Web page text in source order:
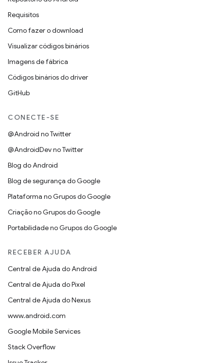
Requisitos
Como fazer o download
Visualizar códigos binários
Imagens de fábrica
Códigos binários do driver
GitHub
CONECTE-SE
@Android no Twitter
@AndroidDev no Twitter
Blog do Android
Blog de segurança do Google
Plataforma no Grupos do Google
Criação no Grupos do Google
Portabilidade no Grupos do Google
RECEBER AJUDA
Central de Ajuda do Android
Central de Ajuda do Pixel
Central de Ajuda do Nexus
www.android.com
Google Mobile Services
Stack Overflow